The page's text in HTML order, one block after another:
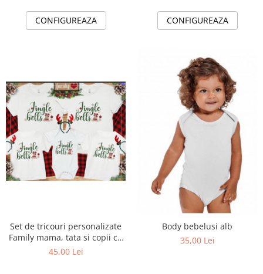
CONFIGUREAZA CONFIGUREAZA
Set de tricouri personalizate
Family mama, tata si copii cu
tematica de Craciun, Jingle
45,00 Lei
Body bebelusi alb
35,00 Lei